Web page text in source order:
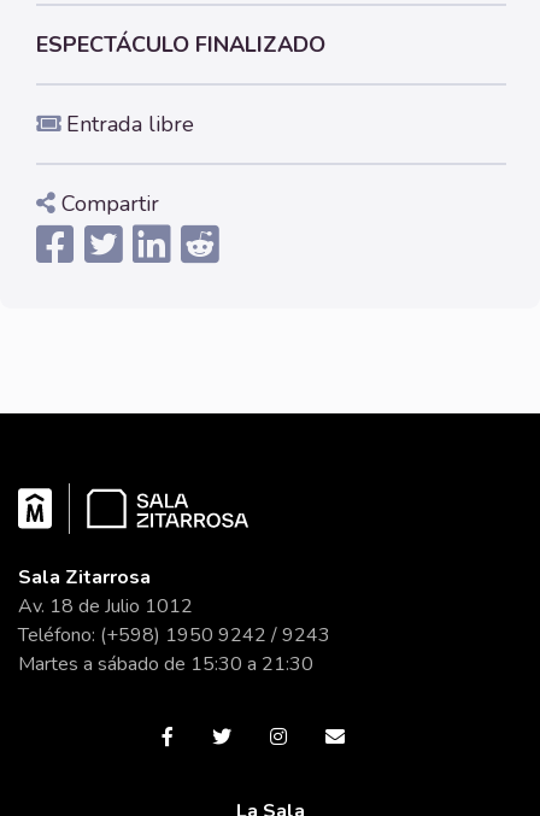
ESPECTÁCULO FINALIZADO
Entrada libre
Compartir
Sala Zitarrosa
Av. 18 de Julio 1012
Teléfono: (+598) 1950 9242 / 9243
Martes a sábado de 15:30 a 21:30